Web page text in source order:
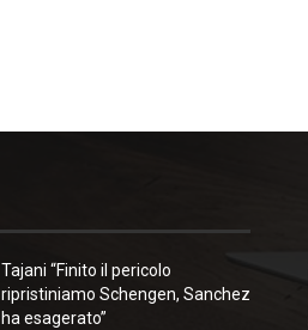
Tajani “Finito il pericolo
ripristiniamo Schengen, Sanchez
ha esagerato”